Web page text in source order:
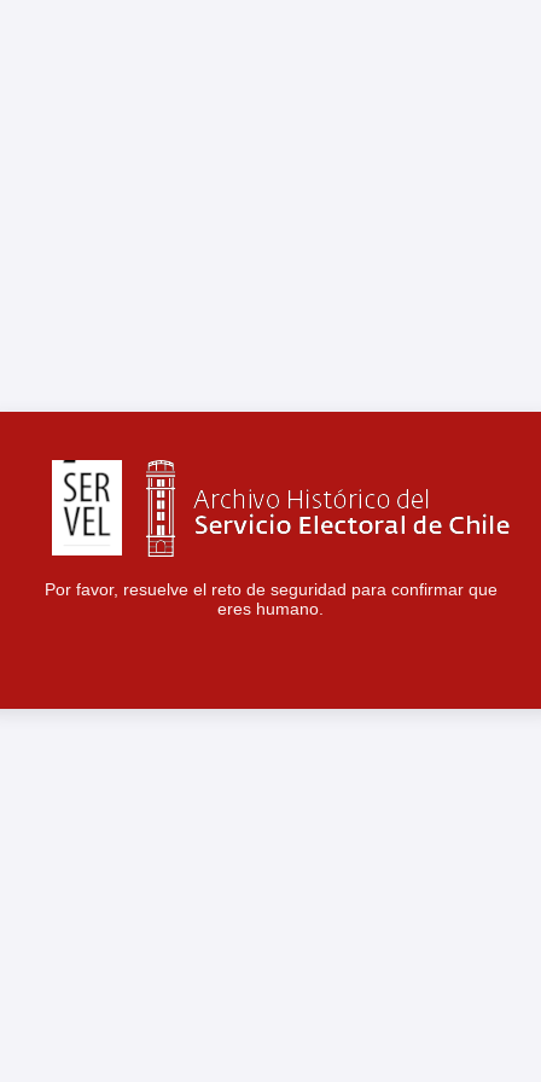
Por favor, resuelve el reto de seguridad para confirmar que
eres humano.